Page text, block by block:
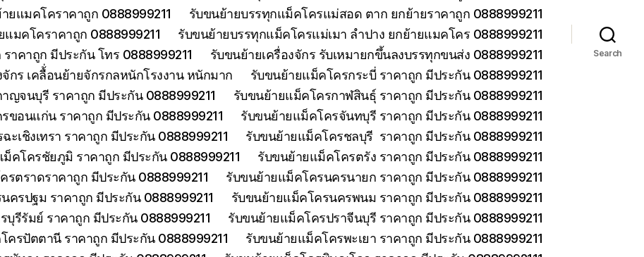
แมคโคราคาถูก 0888999211
รับขนย้ายบรรทุกแม็คโครแม่สอด ตาก ยกย้ายราคาถูก 0888999211
มคโคราคาถูก 0888999211
รับขนย้ายบรรทุกแม็คโครแม่เมา ลำปาง ยกย้ายแมคโคร 0888999211
าคาถูก มีประกัน โทร 0888999211
รับขนย้ายเครื่องจักร รับเหมายกขึ้นลงบรรทุกขนส่ง 0888999211
กร เคลื้่อนย้ายจักรกลหนักโรงงาน หนักมาก
รับขนย้ายแม็คโครกระบี่ ราคาถูก มีประกัน 0888999211
ญจนบุรี ราคาถูก มีประกัน 0888999211
รับขนย้ายแม็คโครกาฬสินธุ์ ราคาถูก มีประกัน 0888999211
ขอนแก่น ราคาถูก มีประกัน 0888999211
รับขนย้ายแม็คโครจันทบุรี ราคาถูก มีประกัน 0888999211
ะเชิงเทรา ราคาถูก มีประกัน 0888999211
รับขนย้ายแม็คโครชลบุรี ราคาถูก มีประกัน 0888999211
คโครชัยภูมิ ราคาถูก มีประกัน 0888999211
รับขนย้ายแม็คโครตรัง ราคาถูก มีประกัน 0888999211
รตราดราคาถูก มีประกัน 0888999211
รับขนย้ายแม็คโครนครนายก ราคาถูก มีประกัน 0888999211
ครปฐม ราคาถูก มีประกัน 0888999211
รับขนย้ายแม็คโครนครพนม ราคาถูก มีประกัน 0888999211
รีรัมย์ ราคาถูก มีประกัน 0888999211
รับขนย้ายแม็คโครปราจีนบุรี ราคาถูก มีประกัน 0888999211
ครปัตตานี ราคาถูก มีประกัน 0888999211
รับขนย้ายแม็คโครพะเยา ราคาถูก มีประกัน 0888999211
Search